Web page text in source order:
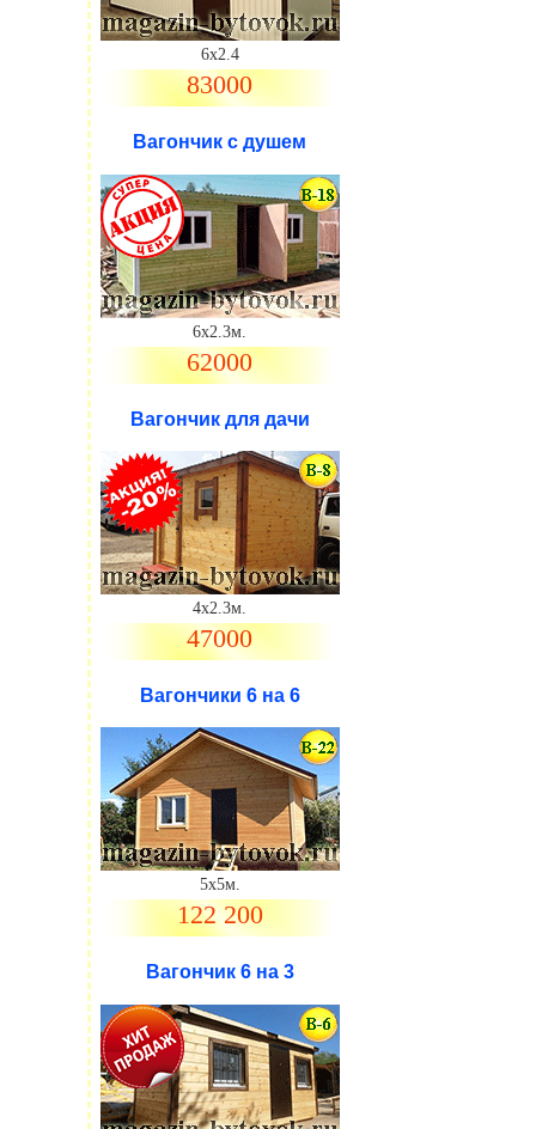
6х2.4
83000
Вагончик с душем
.
6х2.3м.
62000
Вагончик для дачи
.
4х2.3м.
47000
Вагончики 6 на 6
5х5м.
122 200
Вагончик 6 на 3
.